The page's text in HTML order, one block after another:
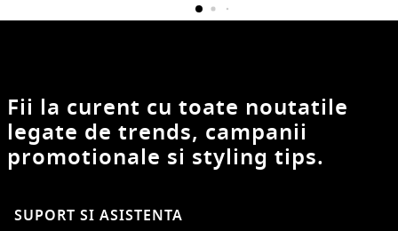
Fii la curent cu toate noutatile
legate de trends, campanii
promotionale si styling tips.
SUPORT SI ASISTENTA